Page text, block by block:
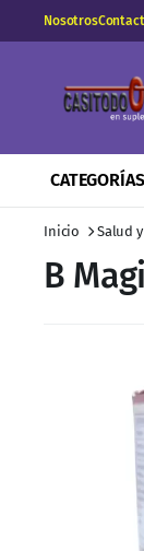
Nosotros
CATEGORÍAS
Inicio Salud
B